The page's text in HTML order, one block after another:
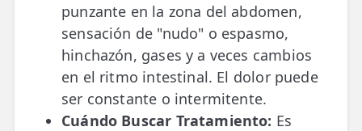
punzante en la zona del abdomen,
sensación de "nudo" o espasmo,
hinchazón, gases y a veces cambios
en el ritmo intestinal. El dolor puede
ser constante o intermitente.
Cuándo Buscar Tratamiento: Es